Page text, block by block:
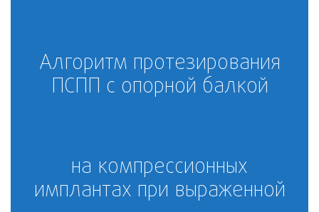
Алгоритм протезирования
ПСПП с опорной балкой
на компрессионных
имплантах при выраженной